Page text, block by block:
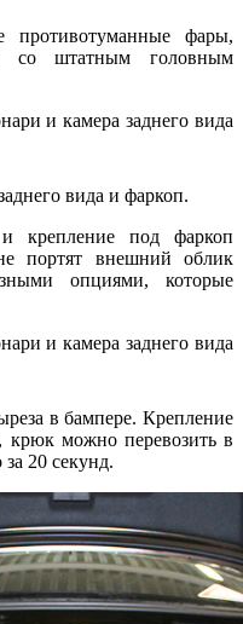
противотуманные фары,
со штатным головным
вида и фаркоп.
крепление под фаркоп
портят внешний облик
опциями, которые
в бампере. Крепление
крюк можно перевозить в
20 секунд.